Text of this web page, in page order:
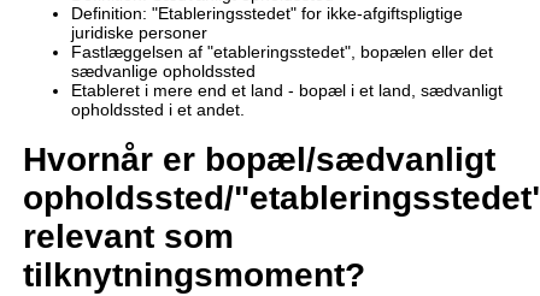
Definition: "Etableringsstedet" for ikke-afgiftspligtige
juridiske personer
Fastlæggelsen af "etableringsstedet", bopælen eller det
sædvanlige opholdssted
Etableret i mere end et land - bopæl i et land, sædvanligt
opholdssted i et andet.
Hvornår er bopæl/sædvanligt
opholdssted/
relevant som
tilknytningsmoment?